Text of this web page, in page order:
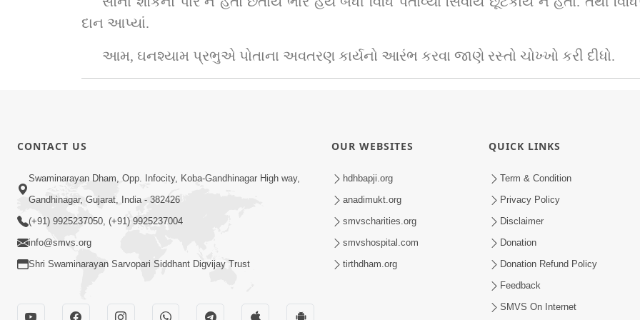
દાન આપ્યાં.
આમ, ઘનશ્યામ પ્રભુએ પોતાના અવતરણ કાર્યનો આરંભ કરવા જાણે રસ્તો ચોખ્ખો કરી દીધો.
CONTACT US
Swaminarayan Dham, Opp. Infocity, Koba-Gandhinagar High way,
Gandhinagar, Gujarat, India - 382426
(+91) 9925237050, (+91) 9925237004
info@smvs.org
Shri Swaminarayan Sarvopari Siddhant Digvijay Trust
OUR WEBSITES
hdhbapji.org
anadimukt.org
smvscharities.org
smvshospital.com
tirthdham.org
QUICK LINKS
Term & Condition
Privacy Policy
Disclaimer
Donation
Donation Refund Policy
Feedback
SMVS On Internet